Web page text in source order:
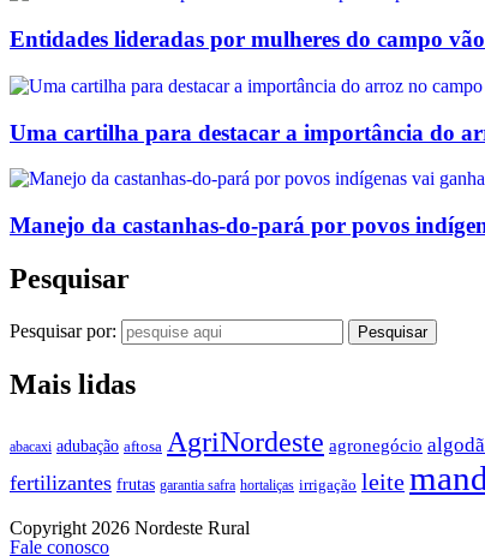
Entidades lideradas por mulheres do campo
Uma cartilha para destacar a importância do
Manejo da castanhas-do-pará por povos
Pesquisar
Pesquisar por:
Mais lidas
abacaxi adubação aftosa AgriNordeste agronegócio
fertilizantes frutas garantia safra hortaliças irrigação leite
Fale conosco
Copyright 2026 Nordeste Rural